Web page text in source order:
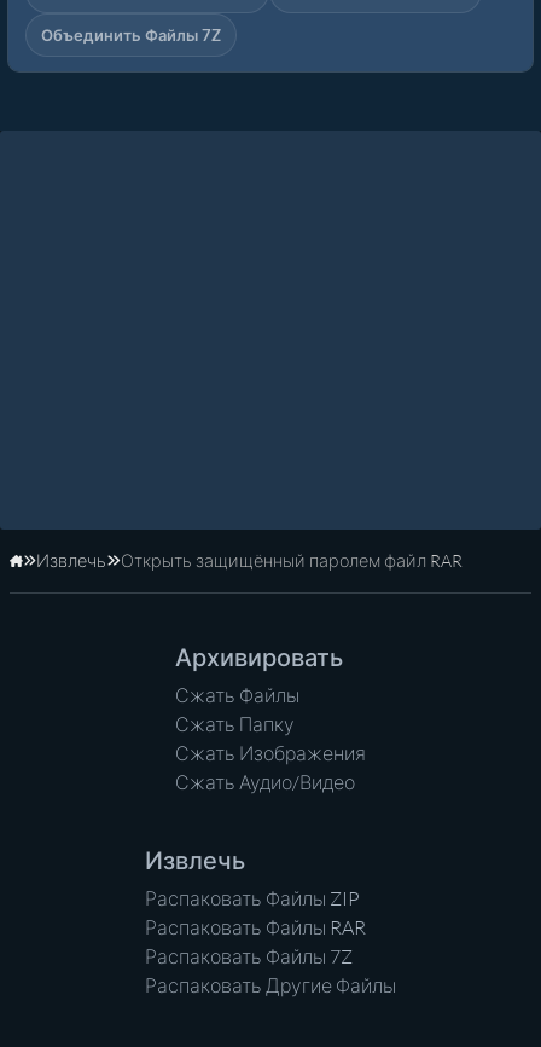
Объединить Файлы 7Z
Главная
Извлечь Открыть защищённый паролем файл RAR
Архивировать
Сжать Файлы
Сжать Папку
Сжать Изображения
Сжать Аудио/Видео
Извлечь
Распаковать Файлы ZIP
Распаковать Файлы RAR
Распаковать Файлы 7Z
Распаковать Другие Файлы